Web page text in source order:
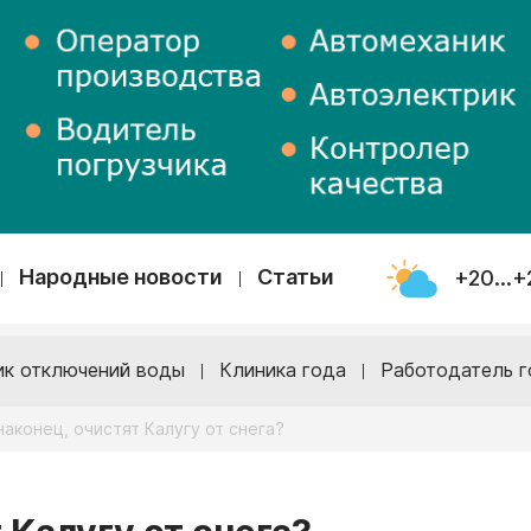
Народные новости Статьи
отключений воды Клиника года Работодатель
очистят Калугу от снега?